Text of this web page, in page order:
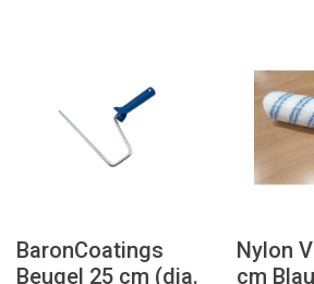
BaronCoatings
Beugel 25 cm (dia.
Nylon
cm